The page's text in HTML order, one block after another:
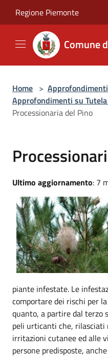
Regione Piemonte
Comune
Home > Approfondimenti
Approfondimenti su
Processionaria del Pino
Ultimo aggiornamento: 7
piante infestate. Le
comportare dei rischi per
quanto, a partire dal terzo
peli urticanti che, rilasciati
irritazioni cutanee ed alle
persone predisposte,